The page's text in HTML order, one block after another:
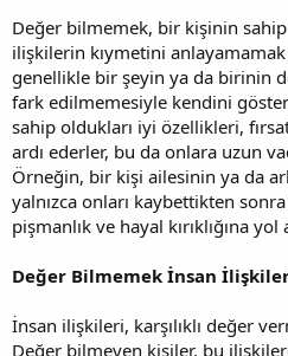
Değer bilmemek, bir kişinin
ilişkilerin kıymetini
genellikle bir şeyin ya da birinin
fark edilmemesiyle kendini
sahip oldukları iyi özellikleri,
ardı ederler, bu da onlara uzun
Örneğin, bir kişi ailesinin ya da
yalnızca onları kaybettikten
pişmanlık ve hayal kırıklığına yol
Değer Bilmemek İnsan
İnsan ilişkileri, karşılıklı değer
Değer bilmeyen kişiler, bu